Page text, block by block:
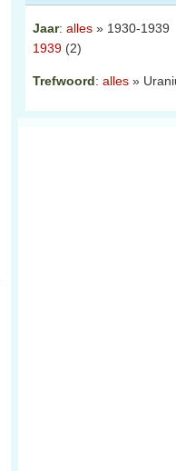
Jaar: alles » 1930-1939
1939 (2)
Trefwoord: alles »